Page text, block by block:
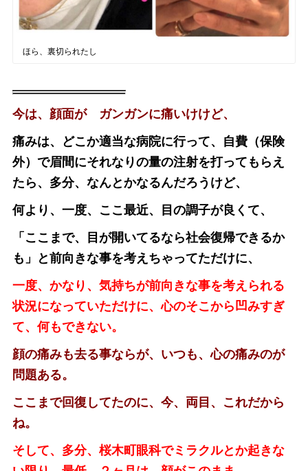
ほら、裏切られたし
今は、顔面が ガンガンに痛いけけど、
痛みは、どこか適当な病院に行って、自費（保険
外）で眉間にそれなりの量の注射を打ってもらえ
たら、多分、なんとかなるんだろうけど、
何より、一度、ここ最近、目の調子が良くて、
「ここまで、目が開いてるなら社会復帰できるか
も」と前向きな事を考えちゃってただけに、
一度、かなり、気持ちが前向きな事を考えられる
状況になっていただけに、心のそこから凹みすぎ
て、何もできない。
顔の痛みも去る事ならが、いつも、心の痛みのが
問題ある。
ここまで回復してたのに、今、両目、これだから
ね。
そして、多分、桜木町眼科でミラクルとか起きな